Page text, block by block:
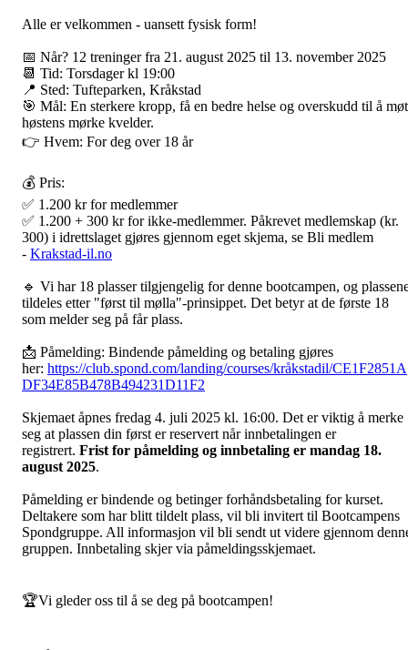
Alle er velkommen - uansett fysisk form!
📅 Når? 12 treninger fra 21. august 2025 til 13. november 2025
📆 Tid: Torsdager kl 19:00
📍 Sted: Tufteparken, Kråkstad
🎯 Mål: En sterkere kropp, få en bedre helse og overskudd til å
høstens mørke kvelder.
👉 Hvem: For deg over 18 år
💰 Pris:
✅ 1.200 kr for medlemmer
✅ 1.200 + 300 kr for ikke-medlemmer. Påkrevet medlemskap (kr.
300) i idrettslaget gjøres gjennom eget skjema, se Bli medlem
- Krakstad-il.no
🔹 Vi har 18 plasser tilgjengelig for denne bootcampen, og
tildeles etter "først til mølla"-prinsippet. Det betyr at de første 18
som melder seg på får plass.
📩 Påmelding: Bindende påmelding og betaling gjøres
her: https://club.spond.com/landing/courses/kråkstadil/CE1F2851A
DF34E85B478B494231D11F2
Skjemaet åpnes fredag 4. juli 2025 kl. 16:00. Det er viktig å merke
seg at plassen din først er reservert når innbetalingen er
registrert. Frist for påmelding og innbetaling er mandag 18.
august 2025.
Påmelding er bindende og betinger forhåndsbetaling for kurset.
Deltakere som har blitt tildelt plass, vil bli invitert til Bootcampens
Spondgruppe. All informasjon vil bli sendt ut videre gjennom
gruppen. Innbetaling skjer via påmeldingsskjemaet.
🏆Vi gleder oss til å se deg på bootcampen!